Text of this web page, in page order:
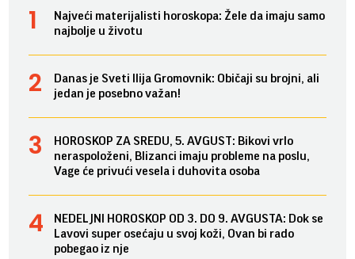
Najveći materijalisti horoskopa: Žele da imaju samo
najbolje u životu
Danas je Sveti Ilija Gromovnik: Običaji su brojni, ali
jedan je posebno važan!
HOROSKOP ZA SREDU, 5. AVGUST: Bikovi vrlo
neraspoloženi, Blizanci imaju probleme na poslu,
Vage će privući vesela i duhovita osoba
NEDELJNI HOROSKOP OD 3. DO 9. AVGUSTA: Dok se
Lavovi super osećaju u svoj koži, Ovan bi rado
pobegao iz nje